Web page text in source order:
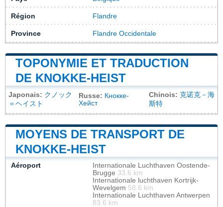
Région Flandre
Province Flandre Occidentale
TOPONYMIE ET TRADUCTION
DE KNOKKE-HEIST
Japonais: クノック
＝ヘイスト
Russe: Кнокке-
Хейст
Chinois: 克诺克－海
斯特
MOYENS DE TRANSPORT DE
KNOKKE-HEIST
Aéroport
Internationale Luchthaven Oostende-
Brugge 33.6 km
Internationale luchthaven Kortrijk-
Wevelgem 58.6 km
Internationale Luchthaven Antwerpen
83.6 km